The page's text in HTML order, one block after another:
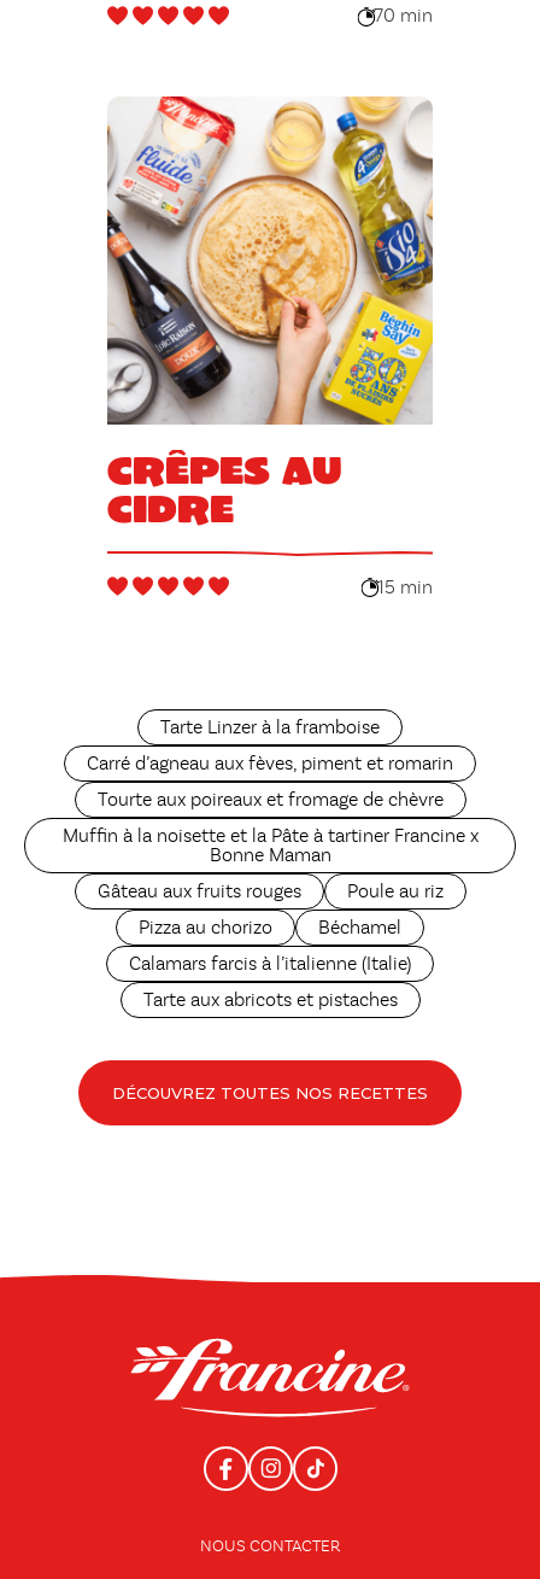
70 min
Crêpes au
cidre
15 min
Tarte Linzer à la framboise
Carré d’agneau aux fèves, piment et romarin
Tourte aux poireaux et fromage de chèvre
Muffin à la noisette et la Pâte à tartiner Francine x
Bonne Maman
Gâteau aux fruits rouges
Poule au riz
Pizza au chorizo
Béchamel
Calamars farcis à l’italienne (Italie)
Tarte aux abricots et pistaches
DÉCOUVREZ TOUTES NOS RECETTES
NOUS CONTACTER